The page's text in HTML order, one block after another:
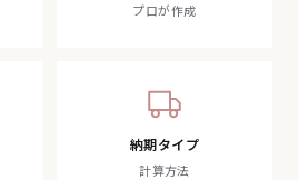
プロが作成
納期タイプ
計算方法